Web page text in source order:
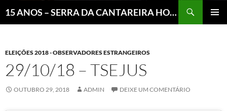
15 ANOS – SERRA DA CANTAREIRA HOJE E COTIDIANO DO BRASIL E DO MUNDO
ELEIÇÕES 2018 - OBSERVADORES ESTRANGEIROS
29/10/18 – TSEJUS
OUTUBRO 29, 2018 ADMIN DEIXE UM COMENTÁRIO